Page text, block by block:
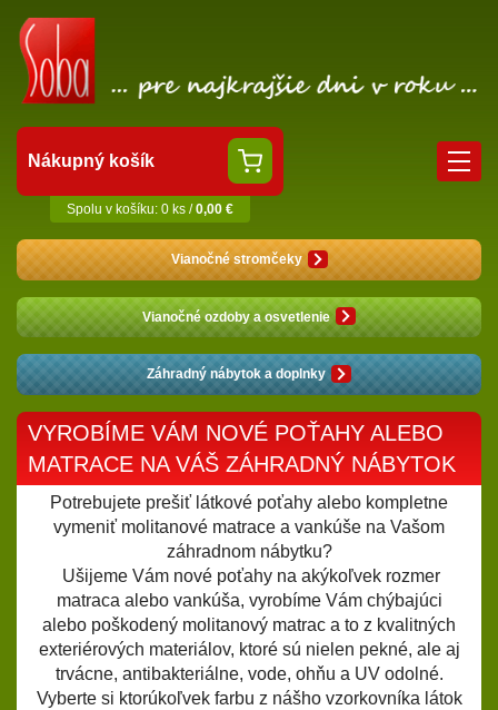
Nákupný košík
Spolu v košíku: 0 ks /0,00 €
Vianočné stromčeky
Vianočné ozdoby a osvetlenie
Záhradný nábytok a doplnky
VYROBÍME VÁM NOVÉ POŤAHY ALEBO
MATRACE NA VÁŠ ZÁHRADNÝ NÁBYTOK
Potrebujete prešiť látkové poťahy alebo kompletne
vymeniť molitanové matrace a vankúše na Vašom
záhradnom nábytku?
Ušijeme Vám nové poťahy na akýkoľvek rozmer
matraca alebo vankúša, vyrobíme Vám chýbajúci
alebo poškodený molitanový matrac a to z kvalitných
exteriérových materiálov, ktoré sú nielen pekné, ale aj
trvácne, antibakteriálne, vode, ohňu a UV odolné.
Vyberte si ktorúkoľvek farbu z nášho vzorkovníka látok